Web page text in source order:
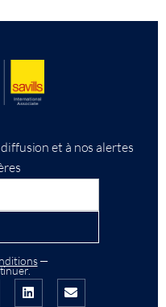
et à nos alertes
—